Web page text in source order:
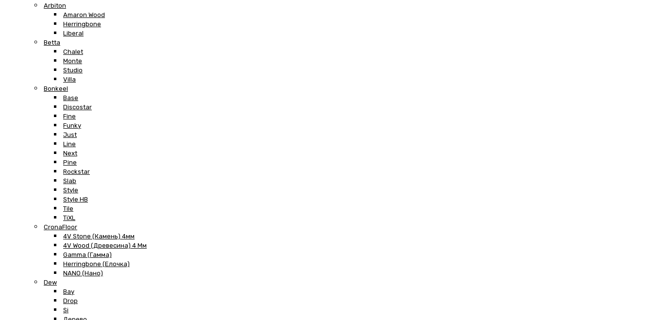
Arbiton
Amaron Wood
Herringbone
Liberal
Betta
Chalet
Monte
Studio
Villa
Bonkeel
Base
Discostar
Fine
Funky
Just
Line
Next
Pine
Rockstar
Slab
Style
Style HB
Tile
TiXL
CronaFloor
4V Stone (Камень) 4мм
4V Wood (Древесина) 4 Мм
Gamma (Гамма)
Herringbone (Елочка)
NANO (Нано)
Dew
Bay
Drop
Si